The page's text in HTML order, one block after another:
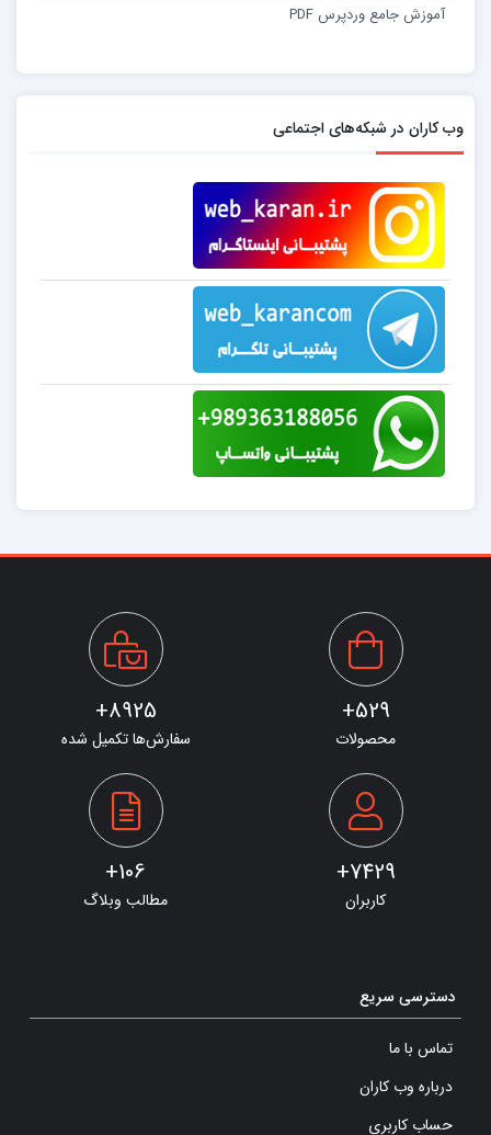
آموزش جامع وردپرس PDF
وب کاران در شبکه‌های اجتماعی
529+
محصولات
8925+
سفارش‌ها تکمیل شده
7429+
کاربران
106+
مطالب وبلاگ
دسترسی سریع
تماس با ما
درباره وب کاران
حساب کاربری